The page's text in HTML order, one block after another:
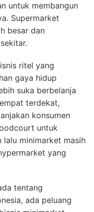
untuk membangun
Supermarket
besar dan
ritel yang
gaya hidup
suka berbelanja
terdekat,
konsumen
untuk
lalu minimarket masih
yang
tentang
ada peluang